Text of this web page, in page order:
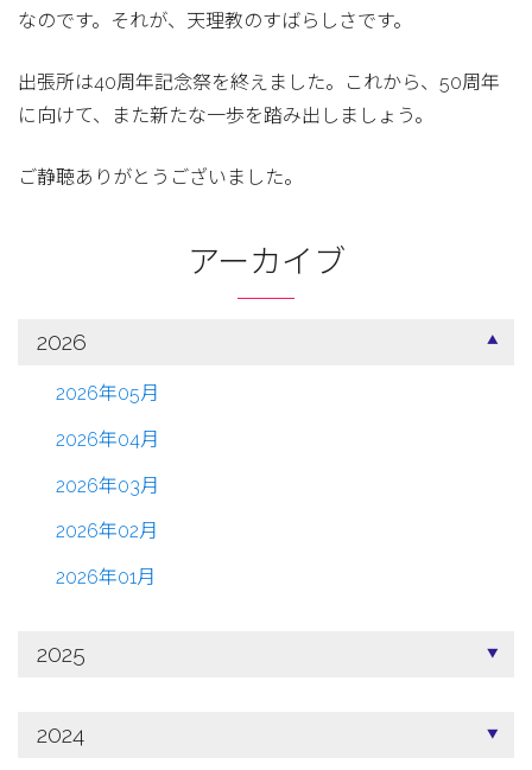
なのです。それが、天理教のすばらしさです。
出張所は40周年記念祭を終えました。これから、50周年
に向けて、また新たな一歩を踏み出しましょう。
ご静聴ありがとうございました。
アーカイブ
2026
2026年05月
2026年04月
2026年03月
2026年02月
2026年01月
2025
2024